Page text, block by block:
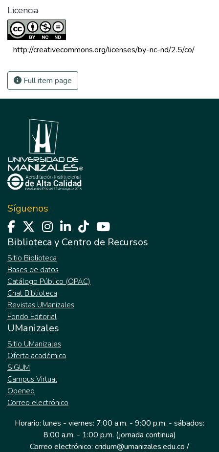
Licencia
http://creativecommons.org/licenses/by-nc-nd/2.5/co/
Full item page
Síguenos
Biblioteca y Centro de Recursos
Sitio Biblioteca
Bases de datos
Catálogo Público (OPAC)
Chat Biblioteca
Revistas UManizales
Fondo Editorial
UManizales
Sitio UManizales
Oferta académica
SIGUM
Campus Virtual
Opened
Correo electrónico
Horario: lunes - viernes: 7:00 a.m. - 9:00 p.m. - sábados:
8:00 a.m. - 1:00 p.m. (jornada continua)
Correo electrónico: cridum@umanizales.edu.co /